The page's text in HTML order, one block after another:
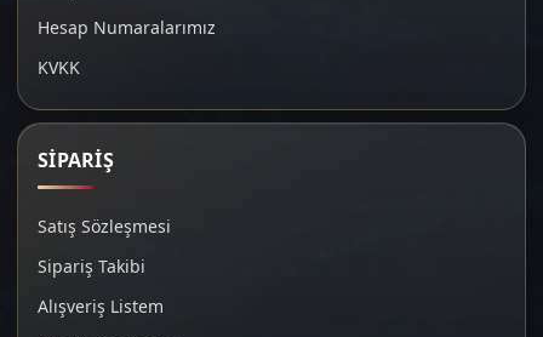
Hesap Numaralarımız
KVKK
SİPARİŞ
Satış Sözleşmesi
Sipariş Takibi
Alışveriş Listem